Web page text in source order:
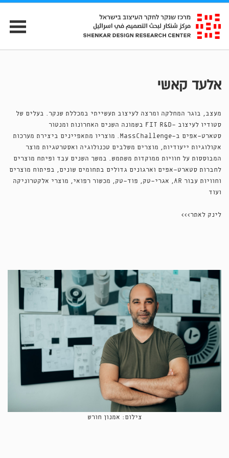
אלעד קאשי
מעצב, בוגר המחלקה ומרצה לעיצוב תעשייתי במכללת שנקר. בעלים של
סטודיו לעיצוב -FIT R&D בשמונה השנים האחרונות ומנטור
סטארט-אפים ב-MassChallenge. מוצריו מתאפיינים ביצירת מערכות
אקולוגיות ייעודיות, מוצרים משלבים טכנולוגיה ואסטרטגיות מוצר
המבוססות על חוויות ממוקדות משתמש. במשך השנים עבד ופיתח מוצרים
לחברות סטארט-אפים וארגונים גדולים בתחומים שונים, בפיתוח מוצרים
וחוויות עבור AR, אגרי-טק, פוד-טק, מכשור רפואי, מוצרי אלקטרוניקה
ועוד
לינק לאתר>>>
צילום: אמנון חורש